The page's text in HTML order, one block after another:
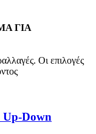
ΓΙΑ
Οι επιλογές
Up-Down